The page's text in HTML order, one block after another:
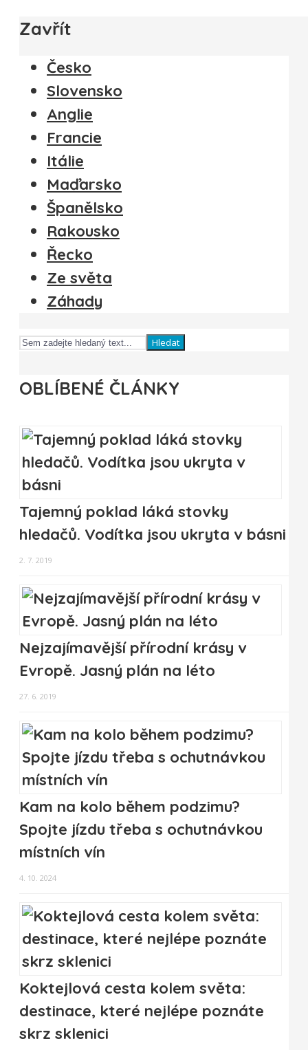
Zavřít
Česko
Slovensko
Anglie
Francie
Itálie
Maďarsko
Španělsko
Rakousko
Řecko
Ze světa
Záhady
Hledat
OBLÍBENÉ ČLÁNKY
Tajemný poklad láká stovky
hledačů. Vodítka jsou ukryta v básni
2. 7. 2019
Nejzajímavější přírodní krásy v
Evropě. Jasný plán na léto
27. 6. 2019
Kam na kolo během podzimu?
Spojte jízdu třeba s ochutnávkou
místních vín
4. 10. 2024
Koktejlová cesta kolem světa:
destinace, které nejlépe poznáte
skrz sklenici